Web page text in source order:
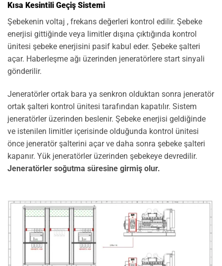
Kısa Kesintili Geçiş Sistemi
Şebekenin voltaj , frekans değerleri kontrol edilir. Şebeke
enerjisi gittiğinde veya limitler dışına çıktığında kontrol
ünitesi şebeke enerjisini pasif kabul eder. Şebeke şalteri
açar. Haberleşme ağı üzerinden jeneratörlere start sinyali
gönderilir.
Jeneratörler ortak bara ya senkron olduktan sonra jeneratör
ortak şalteri kontrol ünitesi tarafından kapatılır. Sistem
jeneratörler üzerinden beslenir. Şebeke enerjisi geldiğinde
ve istenilen limitler içerisinde olduğunda kontrol ünitesi
önce jeneratör şalterini açar ve daha sonra şebeke şalteri
kapanır. Yük jeneratörler üzerinden şebekeye devredilir.
Jeneratörler soğutma süresine girmiş olur.